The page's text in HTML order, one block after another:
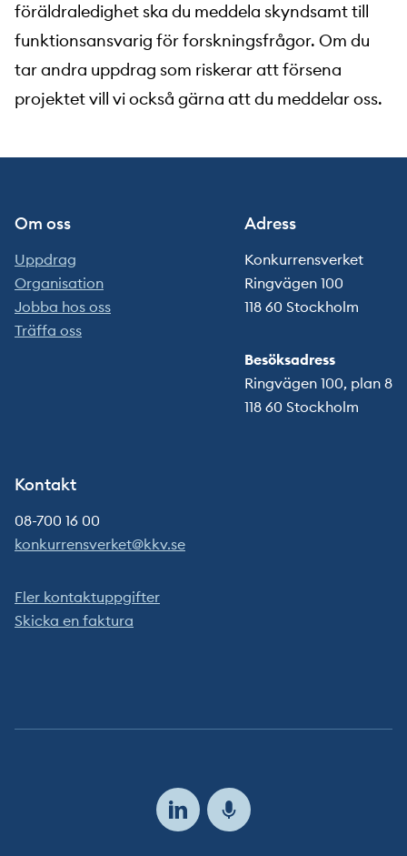
föräldraledighet ska du meddela skyndsamt till
funktionsansvarig för forskningsfrågor. Om du
tar andra uppdrag som riskerar att försena
projektet vill vi också gärna att du meddelar oss.
Om oss
Uppdrag
Organisation
Jobba hos oss
Träffa oss
Adress
Konkurrensverket
Ringvägen 100
118 60 Stockholm
Besöksadress
Ringvägen 100, plan 8
118 60 Stockholm
Kontakt
08-700 16 00
konkurrensverket@kkv.se
Fler kontaktuppgifter
Skicka en faktura
Följ
oss